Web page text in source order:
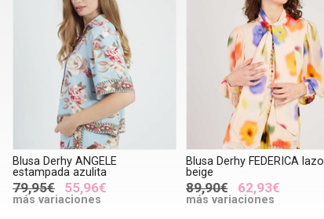
Blusa Derhy ANGELE
estampada azulita
79,95€ 55,96€
más variaciones
Blusa Derhy FEDERICA lazo
beige
89,90€ 62,93€
más variaciones